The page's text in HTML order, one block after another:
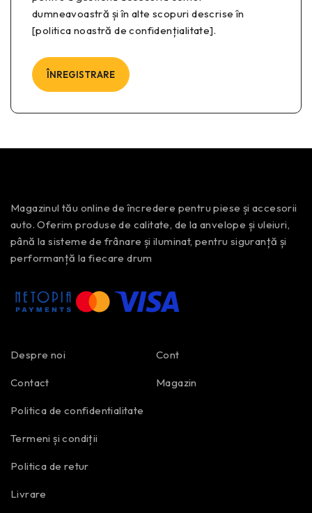
dumneavoastră și în alte scopuri descrise în
[politica noastră de confidențialitate].
ÎNREGISTRARE
Magazinul tău online de încredere pentru piese și accesorii
auto. Oferim produse de calitate, de la anvelope și uleiuri,
până la sisteme de frânare și iluminat, pentru siguranță și
performanță la fiecare drum
Despre noi
Contact
Politica de confidentialitate
Termeni și condiții
Politica de retur
Livrare
Cont
Magazin